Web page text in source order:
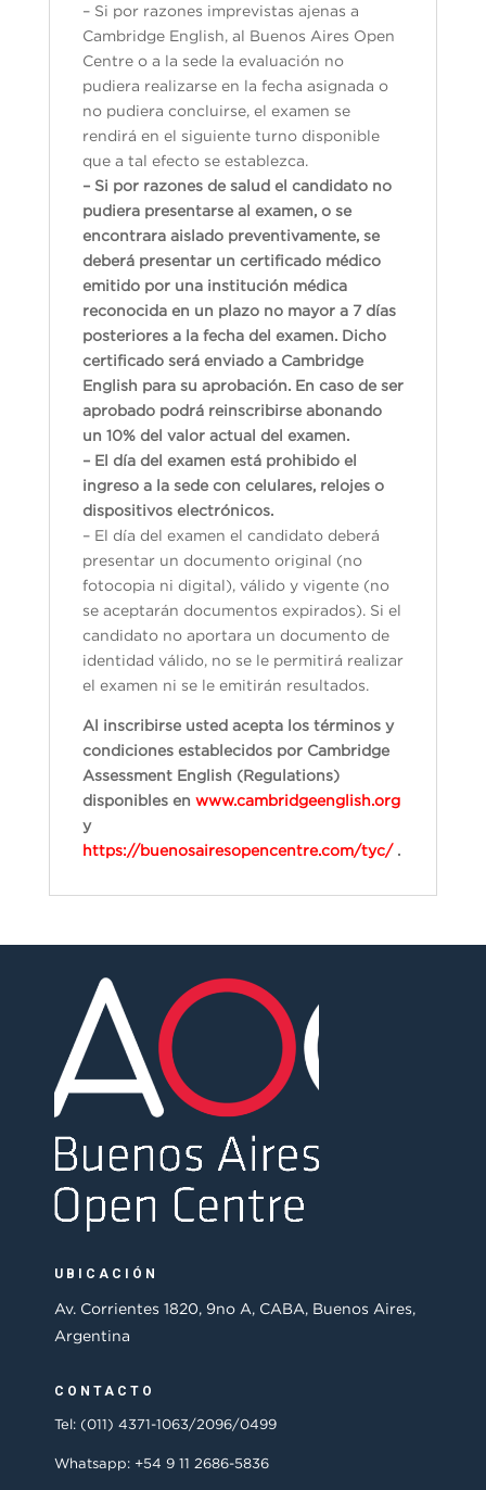
– Si por razones imprevistas ajenas a
Cambridge English, al Buenos Aires Open
Centre o a la sede la evaluación no
pudiera realizarse en la fecha asignada o
no pudiera concluirse, el examen se
rendirá en el siguiente turno disponible
que a tal efecto se establezca.
– Si por razones de salud el candidato no
pudiera presentarse al examen, o se
encontrara aislado preventivamente, se
deberá presentar un certificado médico
emitido por una institución médica
reconocida en un plazo no mayor a 7 días
posteriores a la fecha del examen. Dicho
certificado será enviado a Cambridge
English para su aprobación. En caso de ser
aprobado podrá reinscribirse abonando
un 10% del valor actual del examen.
– El día del examen está prohibido el
ingreso a la sede con celulares, relojes o
dispositivos electrónicos.
– El día del examen el candidato deberá
presentar un documento original (no
fotocopia ni digital), válido y vigente (no
se aceptarán documentos expirados). Si el
candidato no aportara un documento de
identidad válido, no se le permitirá realizar
el examen ni se le emitirán resultados.
Al inscribirse usted acepta los términos y
condiciones establecidos por Cambridge
Assessment English (Regulations)
disponibles en www.cambridgeenglish.org
y
https://buenosairesopencentre.com/tyc/.
UBICACIÓN
Av. Corrientes 1820, 9no A, CABA, Buenos Aires,
Argentina
CONTACTO
Tel: (011) 4371-1063/2096/0499
Whatsapp: +54 9 11 2686-5836